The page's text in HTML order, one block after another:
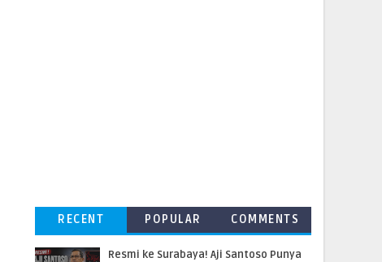
RECENT POPULAR COMMENTS
Resmi ke Surabaya! Aji Santoso Punya